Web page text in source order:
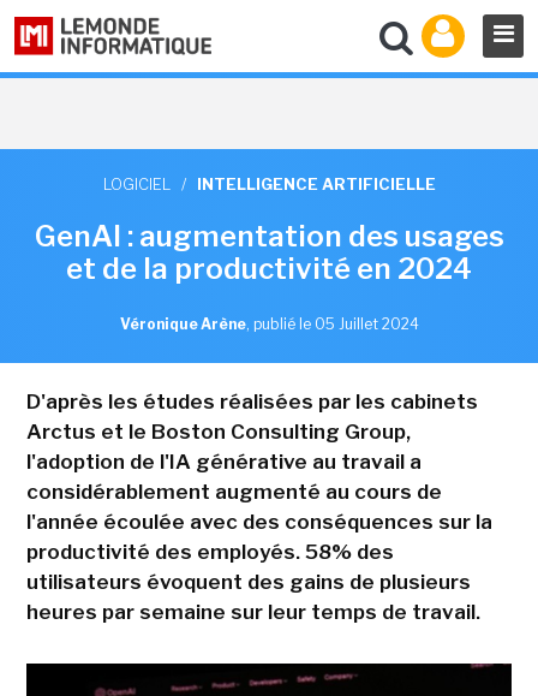
LOGICIEL / INTELLIGENCE ARTIFICIELLE
GenAI : augmentation des usages
et de la productivité en 2024
Véronique Arène, publié le 05 Juillet 2024
D'après les études réalisées par les cabinets
Arctus et le Boston Consulting Group,
l'adoption de l'IA générative au travail a
considérablement augmenté au cours de
l'année écoulée avec des conséquences sur la
productivité des employés. 58% des
utilisateurs évoquent des gains de plusieurs
heures par semaine sur leur temps de travail.